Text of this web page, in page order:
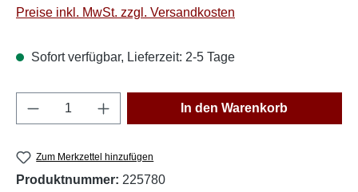
Preise inkl. MwSt. zzgl. Versandkosten
Sofort verfügbar, Lieferzeit: 2-5 Tage
Produkt Anzahl: Gib den gewünschten
In den Warenkorb
Zum Merkzettel hinzufügen
Produktnummer: 225780